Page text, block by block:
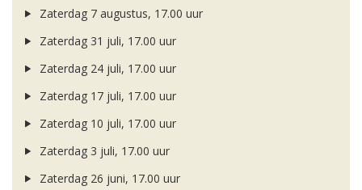
Zaterdag 7 augustus, 17.00 uur
Zaterdag 31 juli, 17.00 uur
Zaterdag 24 juli, 17.00 uur
Zaterdag 17 juli, 17.00 uur
Zaterdag 10 juli, 17.00 uur
Zaterdag 3 juli, 17.00 uur
Zaterdag 26 juni, 17.00 uur